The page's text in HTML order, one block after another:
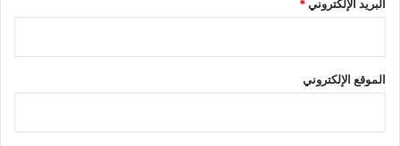
البريد الإلكتروني*
الموقع الإلكتروني